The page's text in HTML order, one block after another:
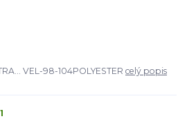
VEL-98-104POLYESTER celý popis